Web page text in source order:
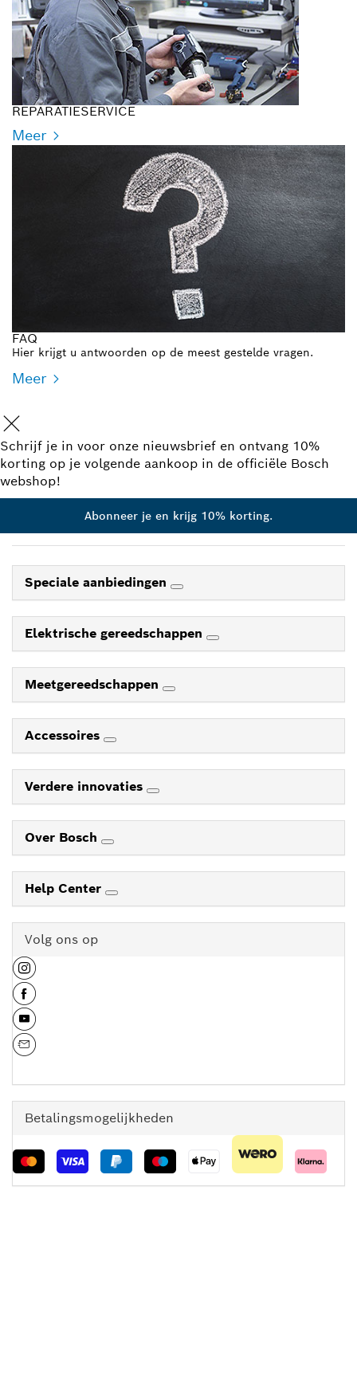
REPARATIESERVICE
Meer
FAQ
Hier krijgt u antwoorden op de meest gestelde vragen.
Meer
Schrijf je in voor onze nieuwsbrief en ontvang 10%
korting op je volgende aankoop in de officiële Bosch
webshop!
Abonneer je en krijg 10% korting.
Speciale aanbiedingen
Elektrische gereedschappen
Meetgereedschappen
Accessoires
Verdere innovaties
Over Bosch
Help Center
Volg ons op
Betalingsmogelijkheden